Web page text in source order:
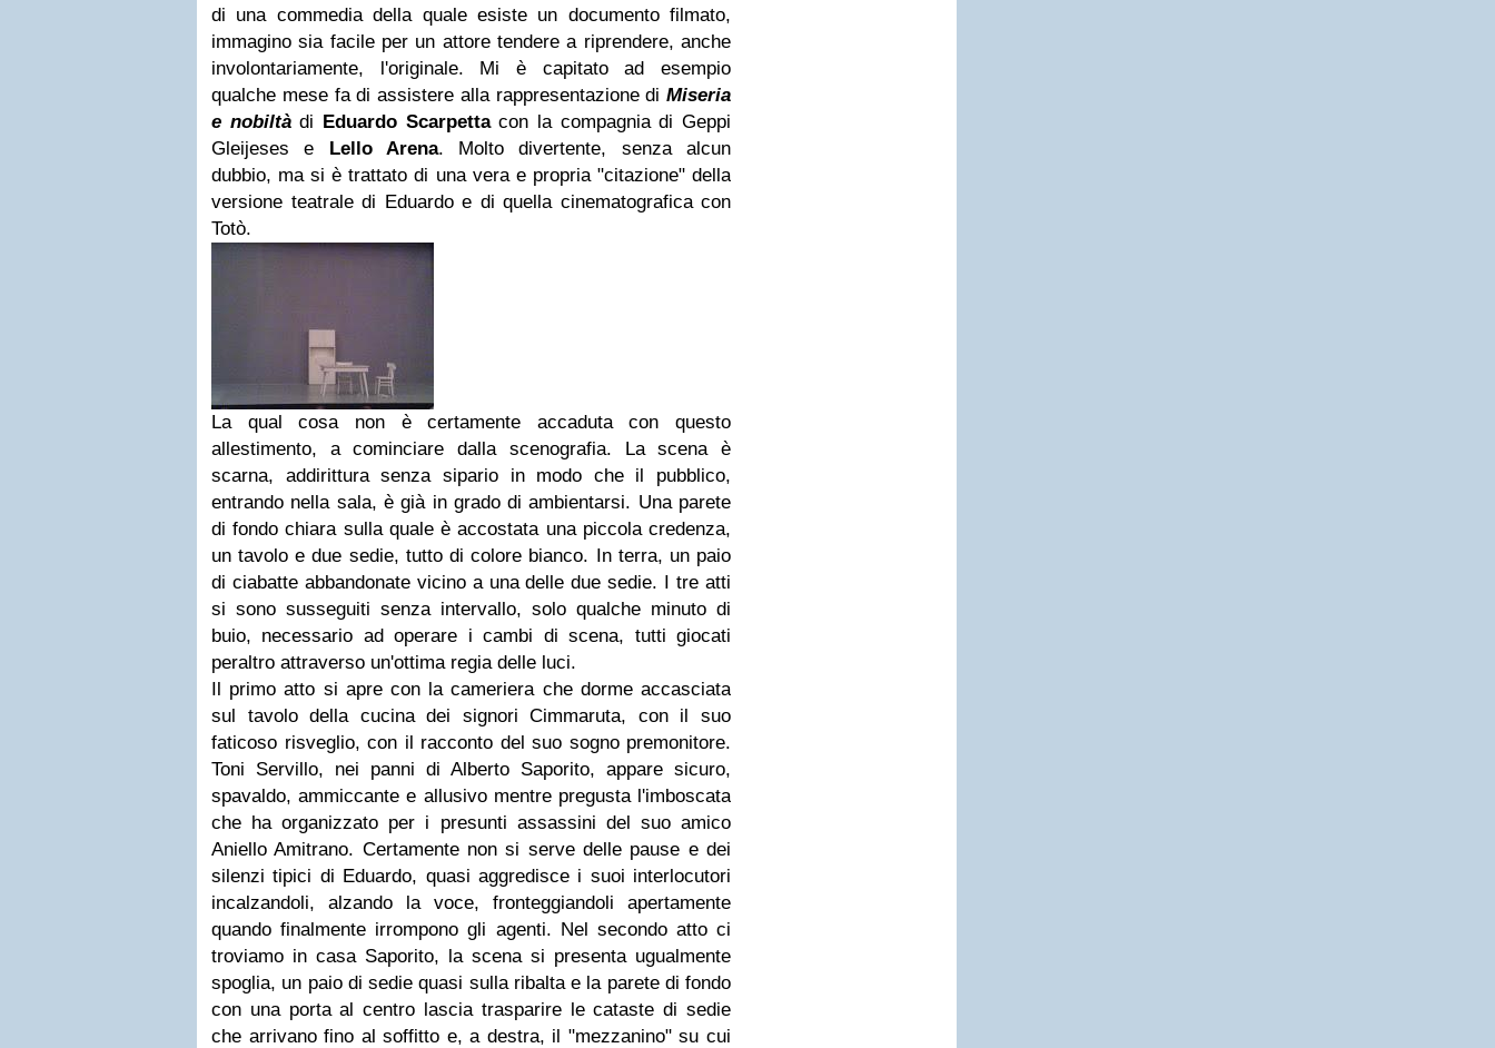
di una commedia della quale esiste un documento filmato,
immagino sia facile per un attore tendere a riprendere, anche
involontariamente, l'originale. Mi è capitato ad esempio
qualche mese fa di assistere alla rappresentazione di Miseria
e nobiltàdi Eduardo Scarpettacon la compagnia di Geppi
Gleijeses e Lello Arena. Molto divertente, senza alcun
dubbio, ma si è trattato di una vera e propria "citazione" della
versione teatrale di Eduardo e di quella cinematografica con
Totò.
La qual cosa non è certamente accaduta con questo
allestimento, a cominciare dalla scenografia. La scena è
scarna, addirittura senza sipario in modo che il pubblico,
entrando nella sala, è già in grado di ambientarsi. Una parete
di fondo chiara sulla quale è accostata una piccola credenza,
un tavolo e due sedie, tutto di colore bianco. In terra, un paio
di ciabatte abbandonate vicino a una delle due sedie. I tre atti
si sono susseguiti senza intervallo, solo qualche minuto di
buio, necessario ad operare i cambi di scena, tutti giocati
peraltro attraverso un'ottima regia delle luci.
Il primo atto si apre con la cameriera che dorme accasciata
sul tavolo della cucina dei signori Cimmaruta, con il suo
faticoso risveglio, con il racconto del suo sogno premonitore.
Toni Servillo, nei panni di Alberto Saporito, appare sicuro,
spavaldo, ammiccante e allusivo mentre pregusta l'imboscata
che ha organizzato per i presunti assassini del suo amico
Aniello Amitrano. Certamente non si serve delle pause e dei
silenzi tipici di Eduardo, quasi aggredisce i suoi interlocutori
incalzandoli, alzando la voce, fronteggiandoli apertamente
quando finalmente irrompono gli agenti. Nel secondo atto ci
troviamo in casa Saporito, la scena si presenta ugualmente
spoglia, un paio di sedie quasi sulla ribalta e la parete di fondo
con una porta al centro lascia trasparire le cataste di sedie
che arrivano fino al soffitto e, a destra, il "mezzanino" su cui